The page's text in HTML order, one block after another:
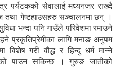
पर्यटकको सेवालाई मध्यनजर राख्दै
तथा गेष्टहाउसहरु सञ्चालनमा छन् ।
भन्दा पनि गाउँले परिवेशमा रमाउने
प्रकृतिप्रेमीका लागि मनाङ अनुपम
विशेष गरी वौद्ध र हिन्दु धर्म मान्ने
पाउन सकिन्छ । गुरुङ जातीको